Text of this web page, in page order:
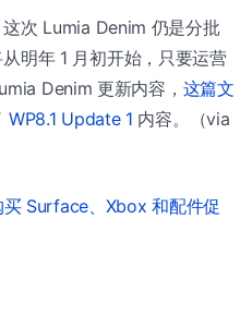
次 Lumia Denim 仍是分批
明年 1 月初开始，只要运营
Denim 更新内容， 这篇文
WP8.1 Update 1 内容。（via
Surface、Xbox 和配件促